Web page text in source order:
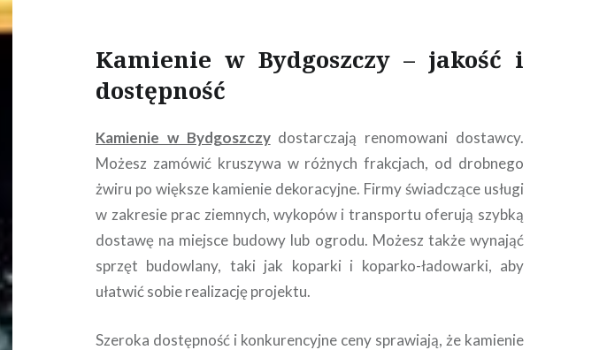
Kamienie w Bydgoszczy – jakość i
dostępność
Kamienie w Bydgoszczy dostarczają renomowani dostawcy.
Możesz zamówić kruszywa w różnych frakcjach, od drobnego
żwiru po większe kamienie dekoracyjne. Firmy świadczące usługi
w zakresie prac ziemnych, wykopów i transportu oferują szybką
dostawę na miejsce budowy lub ogrodu. Możesz także wynająć
sprzęt budowlany, taki jak koparki i koparko-ładowarki, aby
ułatwić sobie realizację projektu.
Szeroka dostępność i konkurencyjne ceny sprawiają, że kamienie